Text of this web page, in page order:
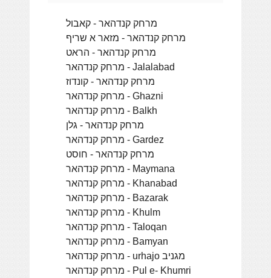
מרחק קנדהאר - קאבול
מרחק קנדהאר - מזאר א שריף
מרחק קנדהאר - הראט
מרחק קנדהאר - Jalalabad
מרחק קנדהאר - קונדוז
מרחק קנדהאר - Ghazni
מרחק קנדהאר - Balkh
מרחק קנדהאר - גלן
מרחק קנדהאר - Gardez
מרחק קנדהאר - חוסט
מרחק קנדהאר - Maymana
מרחק קנדהאר - Khanabad
מרחק קנדהאר - Bazarak
מרחק קנדהאר - Khulm
מרחק קנדהאר - Taloqan
מרחק קנדהאר - Bamyan
מרחק קנדהאר - urhajo מגניב
מרחק קנדהאר - Pul e- Khumri